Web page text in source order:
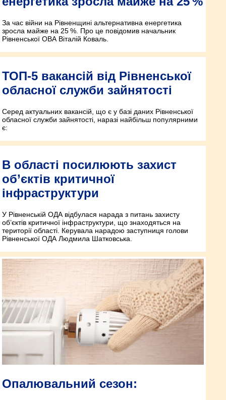
За час війни на Рівненщині альтернативна енергетика
зросла майже на 25 %. Про це повідомив начальник
Рівненської ОВА Віталій Коваль.
ТОП-5 вакансій від Рівненської
обласної служби зайнятості
Серед актуальних вакансій, що є у базі даних Рівненської
обласної служби зайнятості, наразі найбільш популярними
є:
В області посилюють захист
об’єктів критичної
інфраструктури
У Рівненській ОДА відбулася нарада з питань захисту
об’єктів критичної інфраструктури, що знаходяться на
території області. Керувала нарадою заступниця голови
Рівненської ОДА Людмила Шатковська.
Опалювальний сезон: